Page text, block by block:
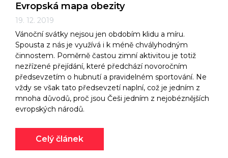
Evropská mapa obezity
19. 12. 2019
Vánoční svátky nejsou jen obdobím klidu a míru.
Spousta z nás je využívá i k méně chvályhodným
činnostem. Poměrně častou zimní aktivitou je totiž
nezřízené přejídání, které předchází novoročním
předsevzetím o hubnutí a pravidelném sportování. Ne
vždy se však tato předsevzetí naplní, což je jedním z
mnoha důvodů, proč jsou Češi jedním z nejobéznějších
evropských národů.
Celý článek